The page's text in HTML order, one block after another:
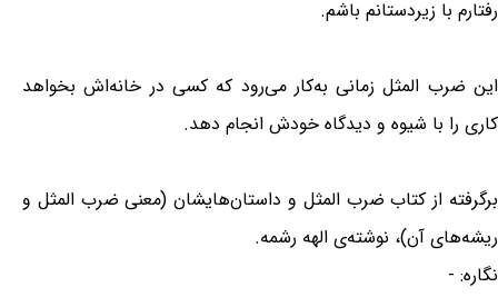
رفتارم با زیردستانم باشم.
این ضرب المثل زمانی به‌کار می‌رود که کسی در خانه‌اش بخواهد
كاری را با شیوه و دیدگاه خودش انجام دهد.
برگرفته از کتاب ضرب المثل و داستان‌هایشان (معنی ضرب المثل و
ریشه‌های آن)، نوشته‌ی الهه رشمه.
نگاره: -